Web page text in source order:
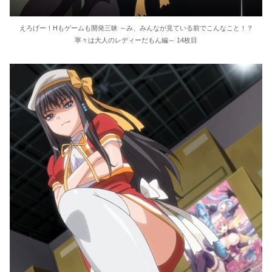
えろげー！Hもゲームも開発三昧 ～み、みんなが見ている前でこんなこと！？
寧々は大人のレディーだもん編～ 14枚目